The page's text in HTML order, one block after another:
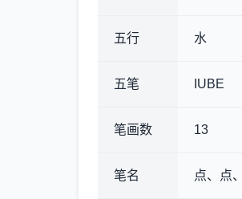
五行 水
五笔 IUBE
笔画数 13
笔名 点、点